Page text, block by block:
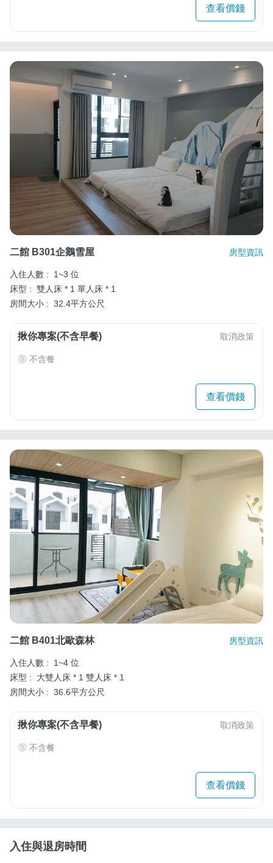
查看價錢
二館 B301企鵝雪屋 房型資訊
入住人數 :
1~3 位
床型 : 雙人床 * 1 單人床 * 1
房間大小 : 32.4平方公尺
揪你專案(不含早餐) 取消政策
不含餐
查看價錢
二館 B401北歐森林 房型資訊
入住人數 :
1~4 位
床型 :
大雙人床 * 1 雙人床 * 1
房間大小 : 36.6平方公尺
揪你專案(不含早餐) 取消政策
不含餐
查看價錢
入住與退房時間